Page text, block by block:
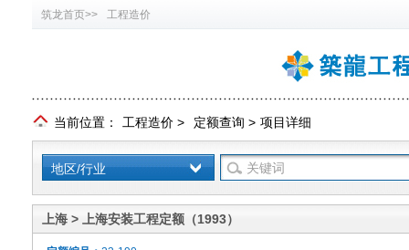
筑龙首页>> 工程造价
当前位置： 工程造价 > 定额查询 > 项目详细
地区/行业
上海 > 上海安装工程定额（1993）